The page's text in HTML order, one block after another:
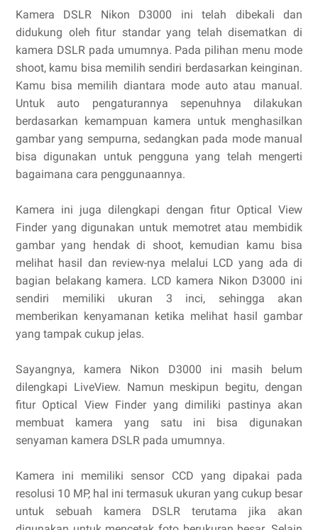
Kamera DSLR Nikon D3000 ini telah dibekali dan
didukung oleh fitur standar yang telah disematkan di
kamera DSLR pada umumnya. Pada pilihan menu mode
shoot, kamu bisa memilih sendiri berdasarkan keinginan.
Kamu bisa memilih diantara mode auto atau manual.
Untuk auto pengaturannya sepenuhnya dilakukan
berdasarkan kemampuan kamera untuk menghasilkan
gambar yang sempurna, sedangkan pada mode manual
bisa digunakan untuk pengguna yang telah mengerti
bagaimana cara penggunaannya.
Kamera ini juga dilengkapi dengan fitur Optical View
Finder yang digunakan untuk memotret atau membidik
gambar yang hendak di shoot, kemudian kamu bisa
melihat hasil dan review-nya melalui LCD yang ada di
bagian belakang kamera. LCD kamera Nikon D3000 ini
sendiri memiliki ukuran 3 inci, sehingga akan
memberikan kenyamanan ketika melihat hasil gambar
yang tampak cukup jelas.
Sayangnya, kamera Nikon D3000 ini masih belum
dilengkapi LiveView. Namun meskipun begitu, dengan
fitur Optical View Finder yang dimiliki pastinya akan
membuat kamera yang satu ini bisa digunakan
senyaman kamera DSLR pada umumnya.
Kamera ini memiliki sensor CCD yang dipakai pada
resolusi 10 MP, hal ini termasuk ukuran yang cukup besar
untuk sebuah kamera DSLR terutama jika akan